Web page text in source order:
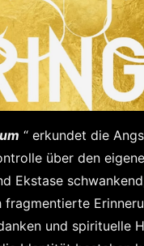
“ erkundet die
über den
Ekstase
fragmentierte
und spirituelle